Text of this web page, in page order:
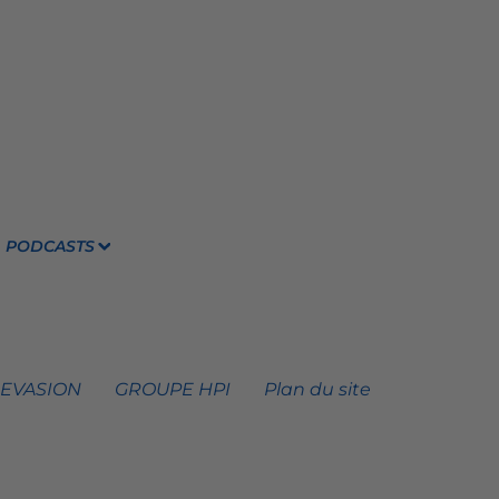
PODCASTS
GROUPE HPI Plan du site